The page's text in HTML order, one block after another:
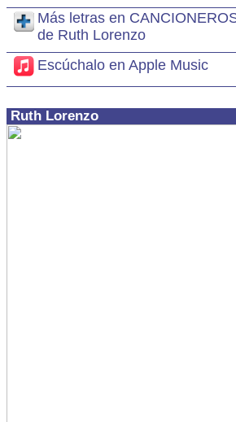
Más letras en
de Ruth Lorenzo
Escúchalo en Apple Music
Ruth Lorenzo